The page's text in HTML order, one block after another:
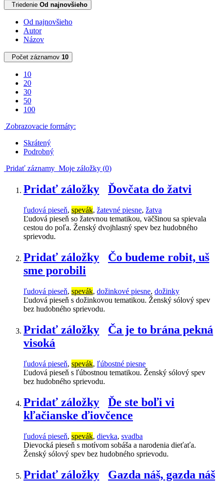
Triedenie Od najnovšieho
Od najnovšieho
Autor
Názov
Počet záznamov 10
10
20
30
50
100
Zobrazovacie formáty:
Skrátený
Podrobný
Pridať záznamy Moje záložky (0)
Pridať záložky Ďovčata do žatvi
ľudová pieseň, spevák, žatevné piesne, žatva
Ľudová pieseň so žatevnou tematikou, väčšinou sa spievala
cestou do poľa. Ženský dvojhlasný spev bez hudobného
sprievodu.
Pridať záložky
Čo budeme robit, uš
sme porobili
ľudová pieseň, spevák, dožinkové piesne, dožinky
Ľudová pieseň s dožinkovou tematikou. Ženský sólový spev
bez hudobného sprievodu.
Pridať záložky
Ča je to brána pekná
visoká
ľudová pieseň, spevák, ľúbostné piesne
Ľudová pieseň s ľúbostnou tematikou. Ženský sólový spev
bez hudobného sprievodu.
Pridať záložky
Ďe ste boľi vi
kľačianske ďiovčence
ľudová pieseň, spevák, dievka, svadba
Dievocká pieseň s motívom sobáša a narodenia dieťaťa.
Ženský sólový spev bez hudobného sprievodu.
Pridať záložky
Gazda náš, gazda náš